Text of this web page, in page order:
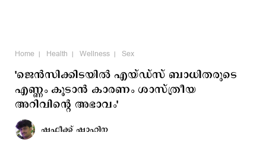
Home Health Wellness Sex
'ജെൻസിക്കിടയിൽ എയ്ഡ്സ് ബാധിതരുടെ
എണ്ണം കൂടാൻ കാരണം ശാസ്ത്രീയ
അറിവിന്‍റെ അഭാവം'
ഷഫീക്ക് ഷാഹിന